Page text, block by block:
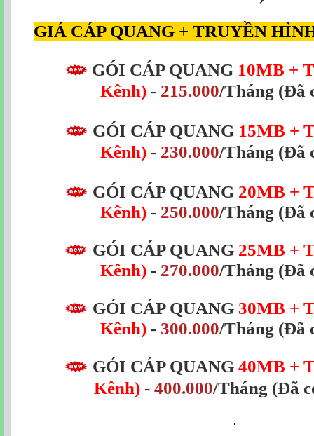
GIÁ CÁP QUANG + TRUYỀN
GÓI CÁP QUANG 10MB +
Kênh)- 215.000/Tháng (Đã
GÓI CÁP QUANG 15MB +
Kênh) - 230.000/Tháng (Đã
GÓI CÁP QUANG 20MB +
Kênh) - 250.000/Tháng (Đã
GÓI CÁP QUANG 25MB +
Kênh) - 270.000/Tháng (Đã
GÓI CÁP QUANG 30MB +
Kênh) - 300.000/Tháng (Đã
GÓI CÁP QUANG 40MB +
Kênh) - 400.000/Tháng (Đã